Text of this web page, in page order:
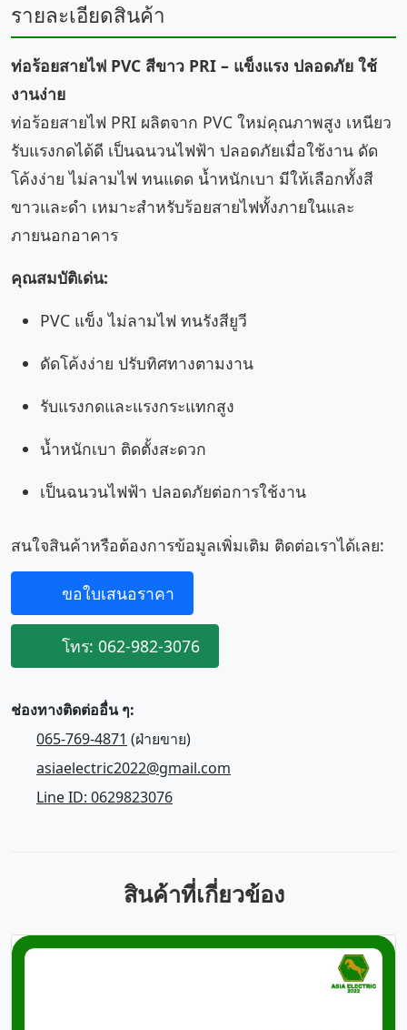
รายละเอียดสินค้า
ท่อร้อยสายไฟ PVC สีขาว PRI – แข็งแรง ปลอดภัย ใช้
งานง่าย
ท่อร้อยสายไฟ PRI ผลิตจาก PVC ใหม่คุณภาพสูง เหนียว
รับแรงกดได้ดี เป็นฉนวนไฟฟ้า ปลอดภัยเมื่อใช้งาน ดัด
โค้งง่าย ไม่ลามไฟ ทนแดด น้ำหนักเบา มีให้เลือกทั้งสี
ขาวและดำ เหมาะสำหรับร้อยสายไฟทั้งภายในและ
ภายนอกอาคาร
คุณสมบัติเด่น:
PVC แข็ง ไม่ลามไฟ ทนรังสียูวี
ดัดโค้งง่าย ปรับทิศทางตามงาน
รับแรงกดและแรงกระแทกสูง
น้ำหนักเบา ติดตั้งสะดวก
เป็นฉนวนไฟฟ้า ปลอดภัยต่อการใช้งาน
สนใจสินค้าหรือต้องการข้อมูลเพิ่มเติม ติดต่อเราได้เลย:
ขอใบเสนอราคา
โทร: 062-982-3076
ช่องทางติดต่ออื่น ๆ:
065-769-4871 (ฝ่ายขาย)
asiaelectric2022@gmail.com
Line ID: 0629823076
สินค้าที่เกี่ยวข้อง